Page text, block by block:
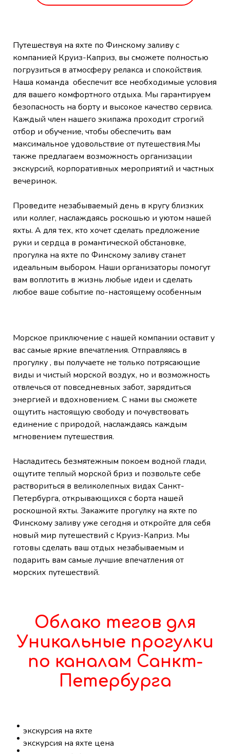
Путешествуя на яхте по Финскому заливу с
компанией Круиз-Каприз, вы сможете полностью
погрузиться в атмосферу релакса и спокойствия.
Наша команда обеспечит все необходимые условия
для вашего комфортного отдыха. Мы гарантируем
безопасность на борту и высокое качество сервиса.
Каждый член нашего экипажа проходит строгий
отбор и обучение, чтобы обеспечить вам
максимальное удовольствие от путешествия.Мы
также предлагаем возможность организации
экскурсий, корпоративных мероприятий и частных
вечеринок.
Проведите незабываемый день в кругу близких
или коллег, наслаждаясь роскошью и уютом нашей
яхты. А для тех, кто хочет сделать предложение
руки и сердца в романтической обстановке,
прогулка на яхте по Финскому заливу станет
идеальным выбором. Наши организаторы помогут
вам воплотить в жизнь любые идеи и сделать
любое ваше событие по-настоящему особенным
Морское приключение с нашей компании оставит у
вас самые яркие впечатления. Отправляясь в
прогулку , вы получаете не только потрясающие
виды и чистый морской воздух, но и возможность
отвлечься от повседневных забот, зарядиться
энергией и вдохновением. С нами вы сможете
ощутить настоящую свободу и почувствовать
единение с природой, наслаждаясь каждым
мгновением путешествия.
Насладитесь безмятежным покоем водной глади,
ощутите теплый морской бриз и позвольте себе
раствориться в великолепных видах Санкт-
Петербурга, открывающихся с борта нашей
роскошной яхты. Закажите прогулку на яхте по
Финскому заливу уже сегодня и откройте для себя
новый мир путешествий с Круиз-Каприз. Мы
готовы сделать ваш отдых незабываемым и
подарить вам самые лучшие впечатления от
морских путешествий.
Облако тегов для
Уникальные прогулки
по каналам Санкт-
Петербурга
экскурсия на яхте
экскурсия на яхте цена